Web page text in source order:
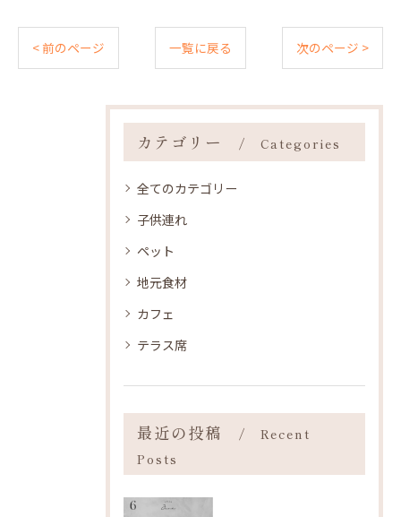
< 前のページ 一覧に戻る 次のページ >
カテゴリー Categories
全てのカテゴリー
子供連れ
ペット
地元食材
カフェ
テラス席
最近の投稿
Recent
Posts